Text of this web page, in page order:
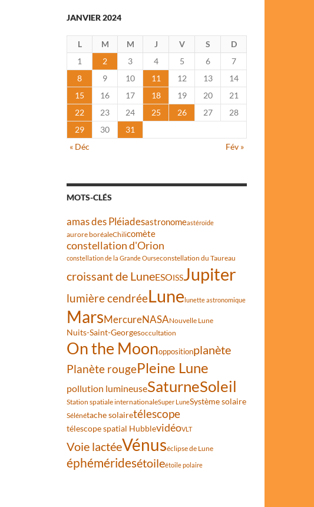
JANVIER 2024
L M M J V S
D
1
2 3 4 5 6
7
8
9 10 11 12 13
14
15
16 17 18 19 20
21
22
23 24 25 26 27
28
29
30
31
« Déc
Fév »
MOTS-CLÉS
amas des Pléiadesastronomeastéroïde
aurore boréaleChilicomète
constellation d'Orion
constellation de la Grande Ourseconstellation du Taureau
croissant de LuneESOISSJupiter
lumière cendréeLunelunette astronomique
MarsMercureNASANouvelle Lune
Nuits-Saint-Georgesoccultation
On the Moonoppositionplanète
Planète rougePleine Lune
pollution lumineuseSaturneSoleil
Station spatiale internationaleSuper LuneSystème solaire
Sélénétache solairetélescope
télescope spatial HubblevidéoVLT
Voie lactéeVénuséclipse de Lune
éphéméridesétoileétoile polaire